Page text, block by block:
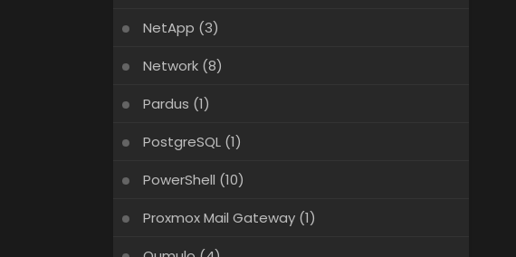
NetApp (3)
Network(8)
Pardus (1)
PostgreSQL(1)
PowerShell (10)
Proxmox Mail Gateway(1)